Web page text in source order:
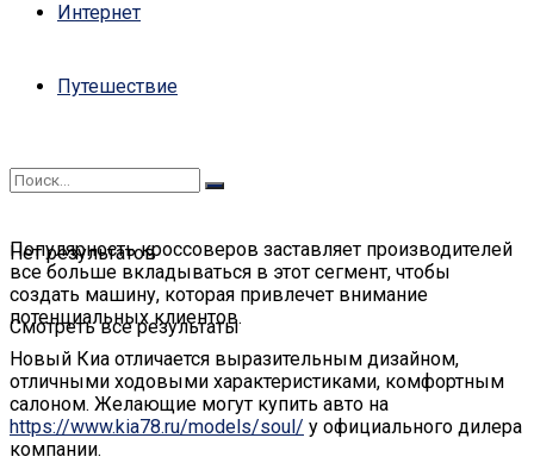
Интернет
Путешествие
Нет результатов
Смотреть все результаты
Популярность кроссоверов заставляет производителей
все больше вкладываться в этот сегмент, чтобы
создать машину, которая привлечет внимание
потенциальных клиентов.
Новый Киа отличается выразительным дизайном,
отличными ходовыми характеристиками, комфортным
салоном. Желающие могут купить авто на
https://www.kia78.ru/models/soul/ у официального дилера
компании.